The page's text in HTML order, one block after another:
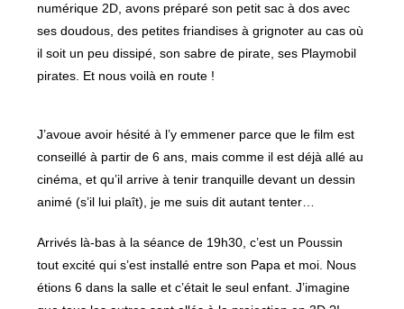
numérique 2D, avons préparé son petit sac à dos avec
ses doudous, des petites friandises à grignoter au cas où
il soit un peu dissipé, son sabre de pirate, ses Playmobil
pirates. Et nous voilà en route !
J’avoue avoir hésité à l’y emmener parce que le film est
conseillé à partir de 6 ans, mais comme il est déjà allé au
cinéma, et qu’il arrive à tenir tranquille devant un dessin
animé (s’il lui plaît), je me suis dit autant tenter…
Arrivés là-bas à la séance de 19h30, c’est un Poussin
tout excité qui s’est installé entre son Papa et moi. Nous
étions 6 dans la salle et c’était le seul enfant. J’imagine